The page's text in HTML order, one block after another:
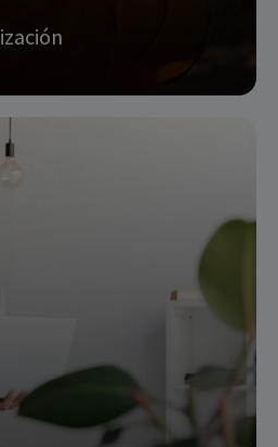
clientes
de clientes
de cliente
relaciones con el consumidor
personalizadas para
al consumidor